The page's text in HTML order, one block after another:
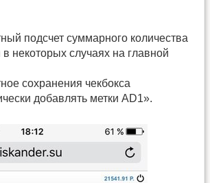
подсчет суммарного количества
в некоторых случаях на главной
сохранения чекбокса
добавлять метки AD1».